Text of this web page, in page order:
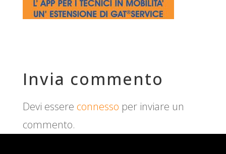
Invia commento
Devi essere connesso per inviare un
commento.